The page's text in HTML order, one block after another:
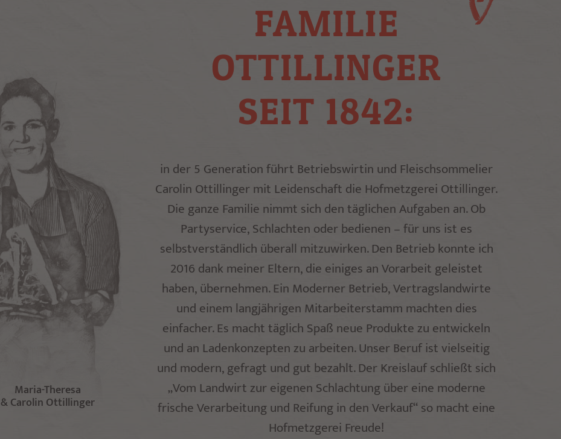
Maria-Theresa
& Carolin Ottillinger
FAMILIE
OTTILLINGER
SEIT 1842:
in der 5 Generation führt Betriebswirtin und Fleischsommelier
Carolin Ottillinger mit Leidenschaft die Hofmetzgerei Ottillinger.
Die ganze Familie nimmt sich den täglichen Aufgaben an. Ob
Partyservice, Schlachten oder bedienen – für uns ist es
selbstverständlich überall mitzuwirken. Den Betrieb konnte ich
2016 dank meiner Eltern, die einiges an Vorarbeit geleistet
haben, übernehmen. Ein Moderner Betrieb, Vertragslandwirte
und einem langjährigen Mitarbeiterstamm machten dies
einfacher. Es macht täglich Spaß neue Produkte zu entwickeln
und an Ladenkonzepten zu arbeiten. Unser Beruf ist vielseitig
und modern, gefragt und gut bezahlt. Der Kreislauf schließt sich
„Vom Landwirt zur eigenen Schlachtung über eine moderne
frische Verarbeitung und Reifung in den Verkauf“ so macht eine
Hofmetzgerei Freude!